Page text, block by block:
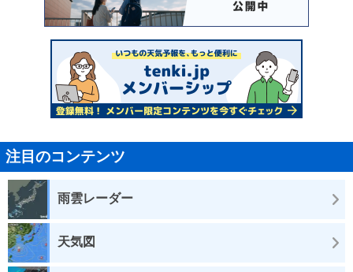
注目のコンテンツ
雨雲レーダー
天気図